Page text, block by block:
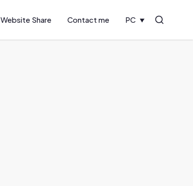
Website Share Contact me PC Search